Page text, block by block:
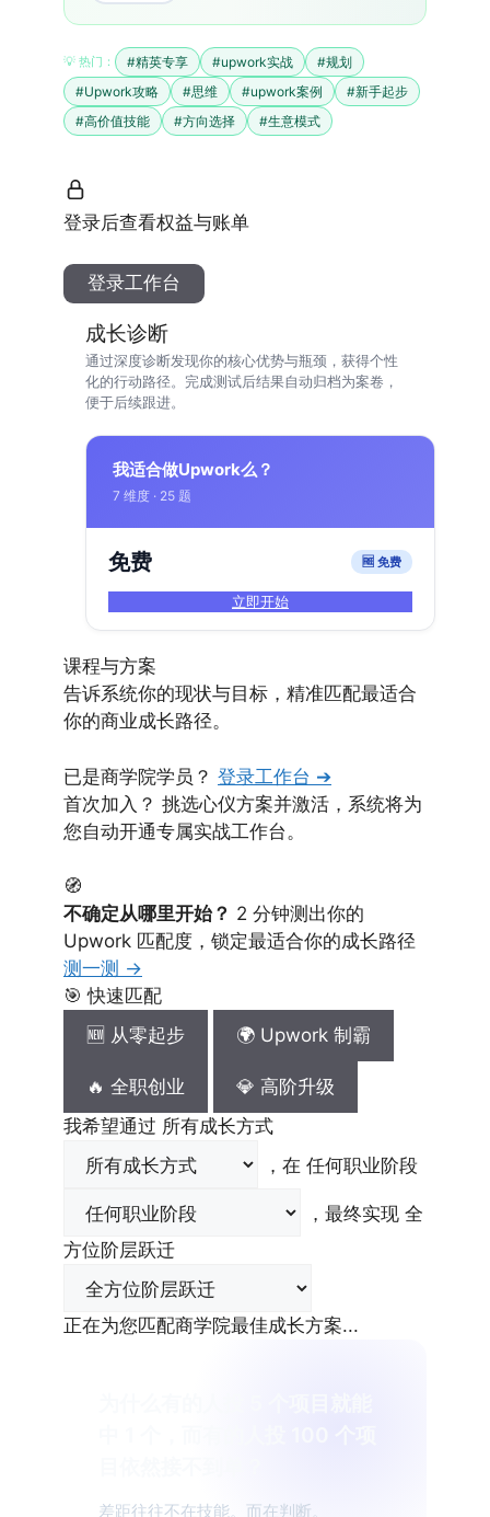
💡 热门： #精英专享 #upwork实战
#规划
#Upwork攻略
#思维 #upwork案例
#新手起步
#高价值技能
#方向选择 #生意模式
登录后查看权益与账单
登录工作台
成长诊断
通过深度诊断发现你的核心优势与瓶颈，获得个性
化的行动路径。完成测试后结果自动归档为案卷，
便于后续跟进。
我适合做Upwork么？
7 维度 · 25 题
免费 🆓 免费
立即开始
课程与方案
告诉系统你的现状与目标，精准匹配最适合
你的商业成长路径。
已是商学院学员？ 登录工作台 ➔
首次加入？ 挑选心仪方案并激活，系统将为
您自动开通专属实战工作台。
🧭
不确定从哪里开始？ 2 分钟测出你的
Upwork 匹配度，锁定最适合你的成长路径
测一测 →
🎯 快速匹配
🆕 从零起步
🌍 Upwork 制霸
🔥 全职创业
💎 高阶升级
我希望通过 所有成长方式
，在 任何职业阶段
，最终实现 全
方位阶层跃迁
正在为您匹配商学院最佳成长方案...
差距往往不在技能。而在判断。